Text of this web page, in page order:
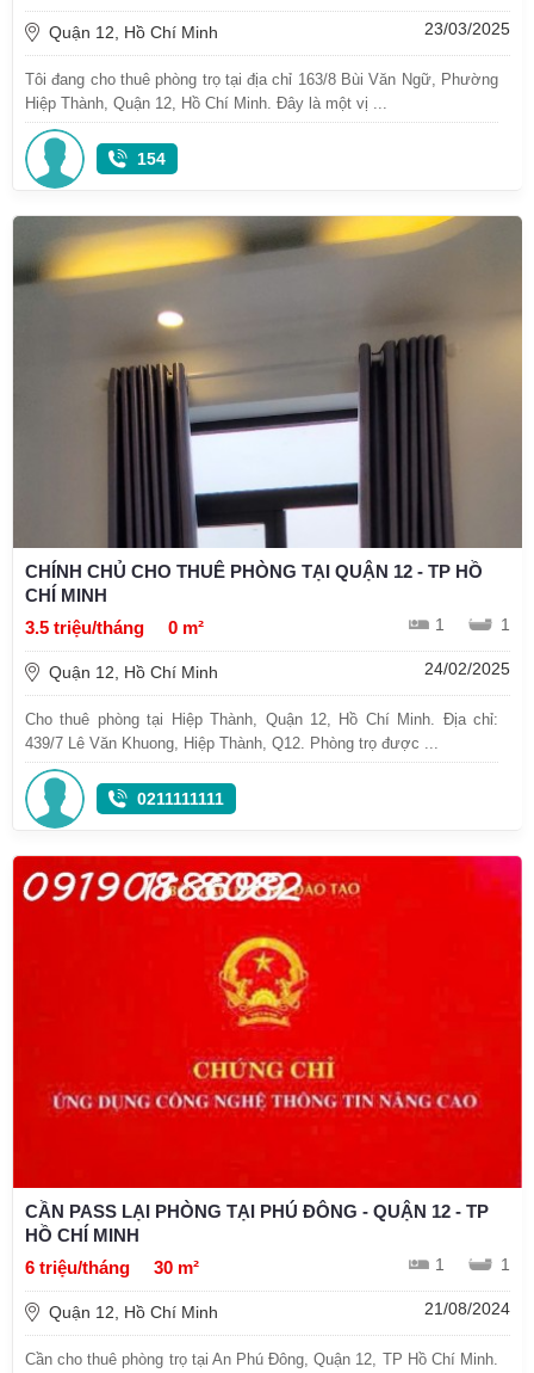
Quận 12, Hồ Chí Minh 23/03/2025
Tôi đang cho thuê phòng trọ tại địa chỉ 163/8 Bùi Văn Ngữ, Phường
Hiệp Thành, Quận 12, Hồ Chí Minh. Đây là một vị ...
154
CHÍNH CHỦ CHO THUÊ PHÒNG TẠI QUẬN 12 - TP HỒ
CHÍ MINH
3.5 triệu/tháng
0 m² 1 1
Quận 12, Hồ Chí Minh 24/02/2025
Cho thuê phòng tại Hiệp Thành, Quận 12, Hồ Chí Minh. Địa chỉ:
439/7 Lê Văn Khuong, Hiệp Thành, Q12. Phòng trọ được ...
0211111111
CẦN PASS LẠI PHÒNG TẠI PHÚ ĐÔNG - QUẬN 12 - TP
HỒ CHÍ MINH
6 triệu/tháng
30 m² 1 1
Quận 12, Hồ Chí Minh 21/08/2024
Cần cho thuê phòng trọ tại An Phú Đông, Quận 12, TP Hồ Chí Minh.